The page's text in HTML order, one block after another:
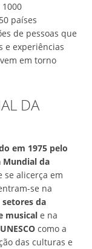
países
de pessoas que
e experiências
em torno
DA
em 1975 pelo
Mundial da
se alicerça em
se na
da
musical e na
como a
das culturas e